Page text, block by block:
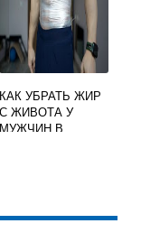
КАК УБРАТЬ ЖИР
С ЖИВОТА У
МУЖЧИН В